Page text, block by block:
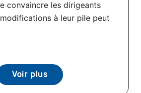
convaincre les dirigeants
à leur pile peut
Voir plus